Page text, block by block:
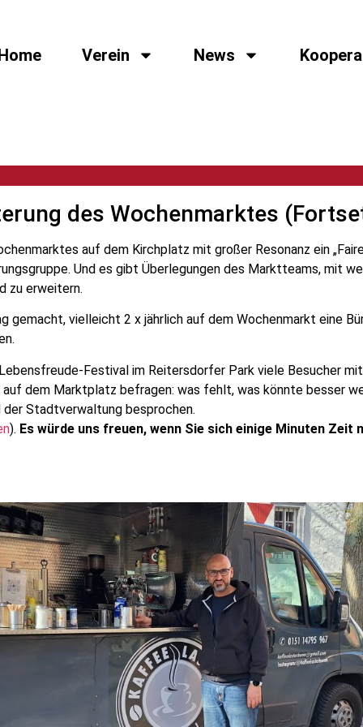
Verein News
des Wochenmarktes
auf dem Kirchplatz mit großer Resonanz ein
Und es gibt Überlegungen des Marktteams, mit
zu erweitern.
gemacht, vielleicht 2 x jährlich auf dem Wochenmarkt eine
Festival im Reitersdorfer Park viele Besucher
dem Marktplatz befragen: was fehlt, was könnte besser
Stadtverwaltung besprochen.
). Es würde uns freuen, wenn Sie sich einige Minuten Zeit